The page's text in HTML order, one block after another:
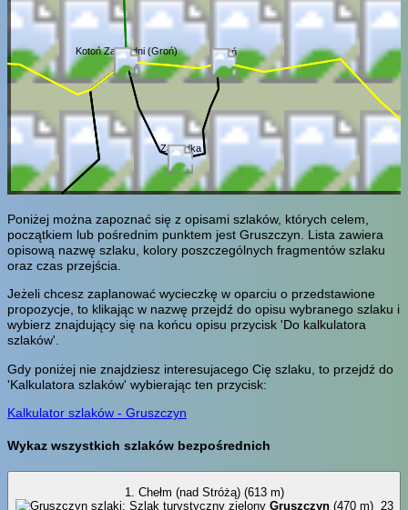
Kotoń
Kotoń Zachodni (Groń)
Zawadka
Poniżej można zapoznać się z opisami szlaków, których celem,
początkiem lub pośrednim punktem jest Gruszczyn. Lista zawiera
opisową nazwę szlaku, kolory poszczególnych fragmentów szlaku
oraz czas przejścia.
Jeżeli chcesz zaplanować wycieczkę w oparciu o przedstawione
propozycje, to klikając w nazwę przejdź do opisu wybranego szlaku i
wybierz znajdujący się na końcu opisu przycisk 'Do kalkulatora
szlaków'.
Gdy poniżej nie znajdziesz interesujacego Cię szlaku, to przejdź do
'Kalkulatora szlaków' wybierając ten przycisk:
Kalkulator szlaków - Gruszczyn
Wykaz wszystkich szlaków bezpośrednich
1. Chełm (nad Stróżą) (613 m)
Gruszczyn(470 m) 23